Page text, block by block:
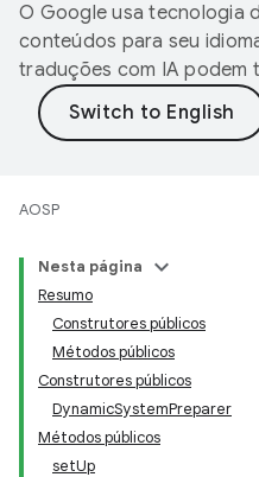
O Google usa tecnologia
conteúdos para seu
traduções com IA podem
AOSP
Nesta página
Resumo
Construtores públicos
Métodos públicos
Construtores públicos
DynamicSystemPreparer
Métodos públicos
setUp